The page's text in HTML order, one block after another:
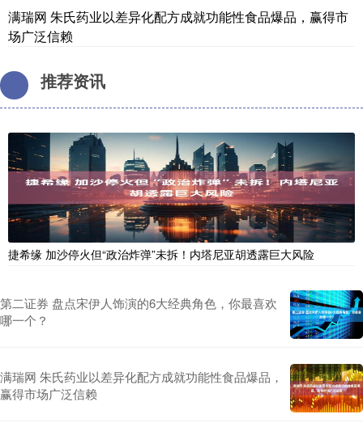
满瑞网 朱氏药业以差异化配方成就功能性食品爆品，赢得市
场广泛信赖
推荐资讯
捷希缘 加沙停火但“政治炸弹”未拆！内塔尼亚胡透露巨大风险
第二证券 盘点宋伊人饰演的6大经典角色，你最喜欢
哪一个？
满瑞网 朱氏药业以差异化配方成就功能性食品爆品，
赢得市场广泛信赖